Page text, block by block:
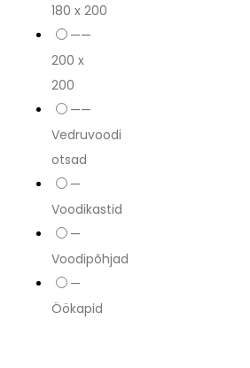
180 x 200
——
200 x
200
——
Vedruvoodi
otsad
—
Voodikastid
—
Voodipõhjad
—
Öökapid